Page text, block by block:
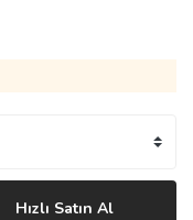
Hızlı Satın Al